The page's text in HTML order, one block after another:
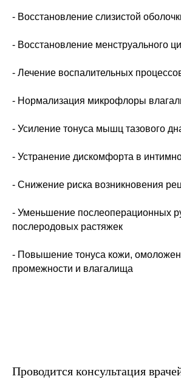
- Восстановление слизистой
- Восстановление менструального
- Лечение воспалительных
- Нормализация микрофлоры
- Усиление тонуса мышц тазового
- Устранение дискомфорта в
- Снижение риска возникновения
- Уменьшение послеоперационных
послеродовых растяжек
- Повышение тонуса кожи,
промежности и влагалища
Проводится консультация